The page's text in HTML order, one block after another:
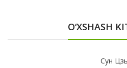
O‘XSHASH
Сун